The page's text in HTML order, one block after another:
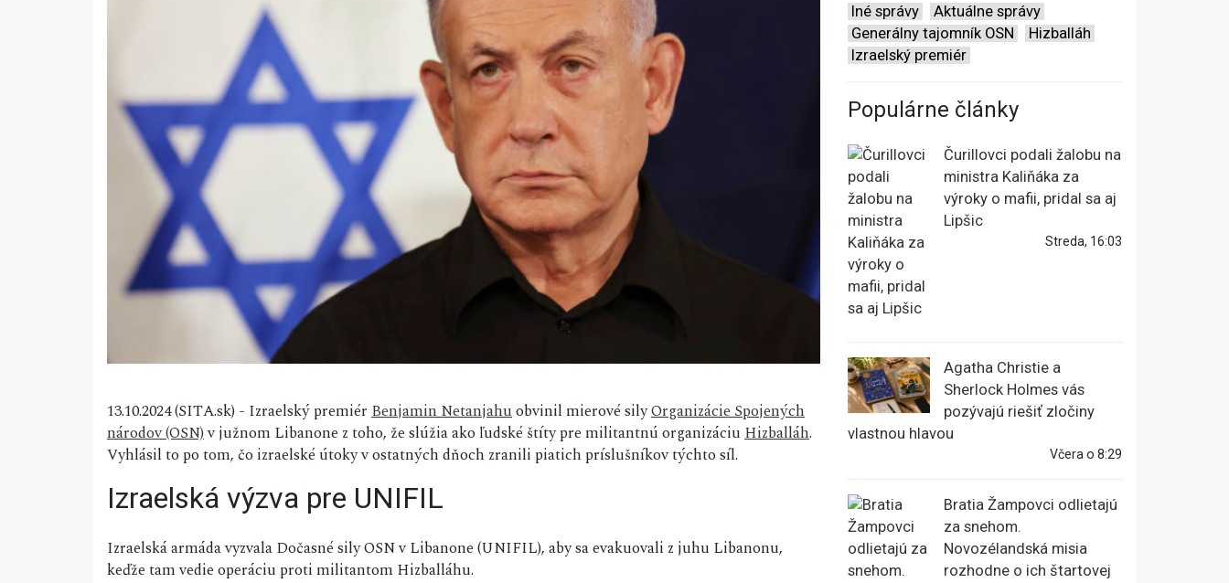
13.10.2024 (SITA.sk) - Izraelský premiérBenjamin Netanjahuobvinil mierové silyOrganizácie Spojených
národov (OSN)v južnom Libanone z toho, že slúžia ako ľudské štíty pre militantnú organizáciuHizballáh.
Vyhlásil to po tom, čo izraelské útoky v ostatných dňoch zranili piatich príslušníkov týchto síl.
Izraelská výzva pre UNIFIL
Izraelská armáda vyzvala Dočasné sily OSN v Libanone (UNIFIL), aby sa evakuovali z juhu Libanonu,
keďže tam vedie operáciu proti militantom Hizballáhu.
Iné správy
Aktuálne správy
Generálny tajomník OSN
Hizballáh
Izraelský premiér
Populárne články
Čurillovci podali žalobu na
ministra Kaliňáka za
výroky o mafii, pridal sa aj
Lipšic
Streda, 16:03
Agatha Christie a
Sherlock Holmes vás
pozývajú riešiť zločiny
vlastnou hlavou
Včera o 8:29
Bratia Žampovci odlietajú
za snehom.
Novozélandská misia
rozhodne o ich štartovej